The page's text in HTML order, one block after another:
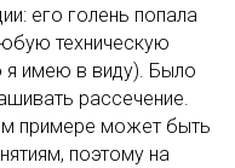
его голень попала
техническую
я имею в виду). Было
рассечение.
примере может быть
поэтому на